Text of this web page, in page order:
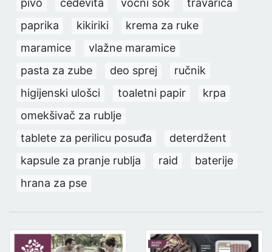
pivo
cedevita voćni sok
travarica
paprika
kikiriki
krema za ruke
maramice
vlažne maramice
pasta za zube
deo sprej
ručnik
higijenski ulošci
toaletni papir
krpa
omekšivač za rublje
tablete za perilicu posuđa
deterdžent
kapsule za pranje rublja
raid
baterije
hrana za pse